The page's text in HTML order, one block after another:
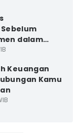
dalam
Keuangan
Kamu